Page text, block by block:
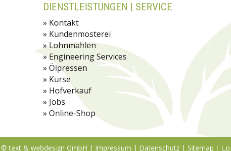
DIENSTLEISTUNGEN | SERVICE
» Kontakt
» Kundenmosterei
» Lohnmahlen
» Engineering Services
» Ölpressen
» Kurse
» Hofverkauf
» Jobs
» Online-Shop
©text & webdesign GmbH | Impressum | Datenschutz | Sitemap |